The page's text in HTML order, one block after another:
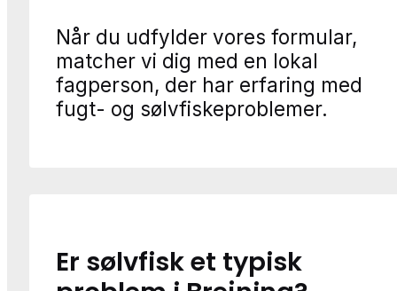
Når du udfylder vores formular,
matcher vi dig med en lokal
fagperson, der har erfaring med
fugt- og sølvfiskeproblemer.
Er sølvfisk et typisk